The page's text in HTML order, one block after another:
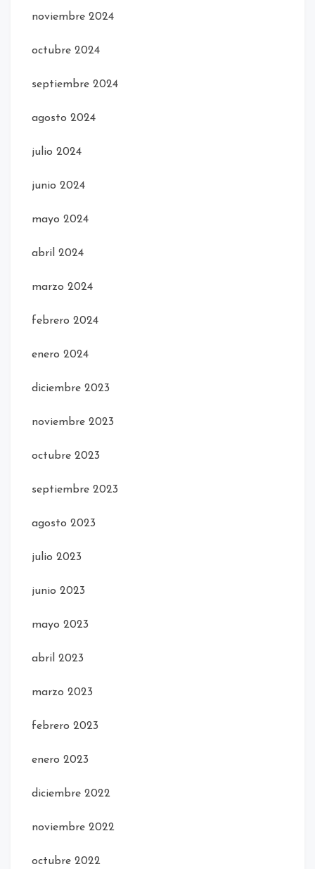
noviembre 2024
octubre 2024
septiembre 2024
agosto 2024
julio 2024
junio 2024
mayo 2024
abril 2024
marzo 2024
febrero 2024
enero 2024
diciembre 2023
noviembre 2023
octubre 2023
septiembre 2023
agosto 2023
julio 2023
junio 2023
mayo 2023
abril 2023
marzo 2023
febrero 2023
enero 2023
diciembre 2022
noviembre 2022
octubre 2022